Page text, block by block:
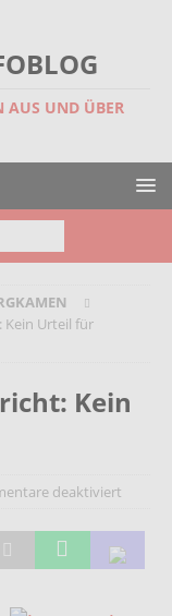
AUS UND ÜBER
Urteil für
Kein
deaktiviert